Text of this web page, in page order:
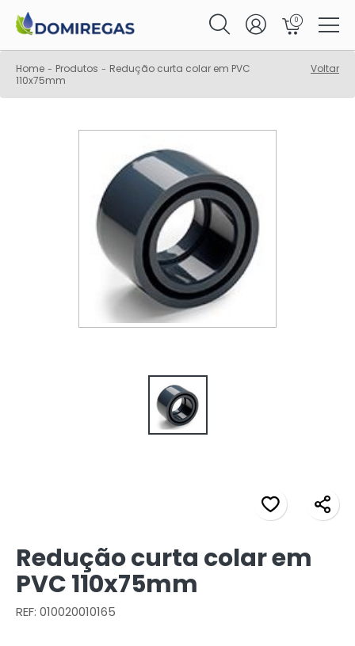
0
Home - Produtos - Redução curta colar em PVC
110x75mm
Voltar
Redução curta colar em
PVC 110x75mm
REF: 010020010165